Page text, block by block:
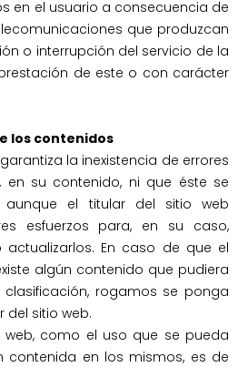
en el usuario a consecuencia de
que produzcan
o interrupción del servicio de la
de este o con carácter
los contenidos
la inexistencia de errores
su contenido, ni que éste se
aunque el titular del sitio web
esfuerzos para, en su caso,
actualizarlos. En caso de que el
algún contenido que pudiera
rogamos se ponga
del sitio web.
como el uso que se pueda
contenida en los mismos, es de